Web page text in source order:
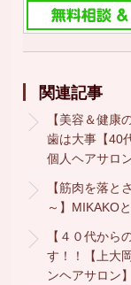
関連記事
【美容＆健康
歯は大事【40
個人ヘアサロ
【筋肉を落と
～】MIKAKO
【４０代から
す！！【上大
ンヘアサロン